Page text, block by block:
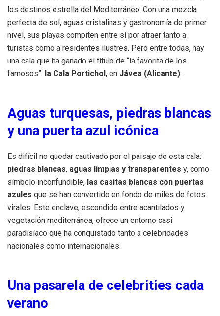
los destinos estrella del Mediterráneo. Con una mezcla
perfecta de sol, aguas cristalinas y gastronomía de primer
nivel, sus playas compiten entre sí por atraer tanto a
turistas como a residentes ilustres. Pero entre todas, hay
una cala que ha ganado el título de “la favorita de los
famosos”: la Cala Portichol, en Jávea (Alicante).
Aguas turquesas, piedras blancas
y una puerta azul icónica
Es difícil no quedar cautivado por el paisaje de esta cala:
piedras blancas, aguas limpias y transparentes y, como
símbolo inconfundible, las casitas blancas con puertas
azules que se han convertido en fondo de miles de fotos
virales. Este enclave, escondido entre acantilados y
vegetación mediterránea, ofrece un entorno casi
paradisíaco que ha conquistado tanto a celebridades
nacionales como internacionales.
Una pasarela de celebrities cada
verano